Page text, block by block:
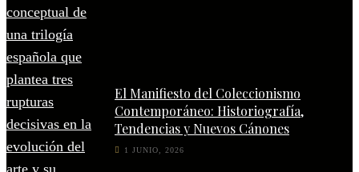
El Manifiesto del Coleccionismo
Contemporáneo: Historiografía,
Tendencias y Nuevos Cánones
1 JUNIO, 2026